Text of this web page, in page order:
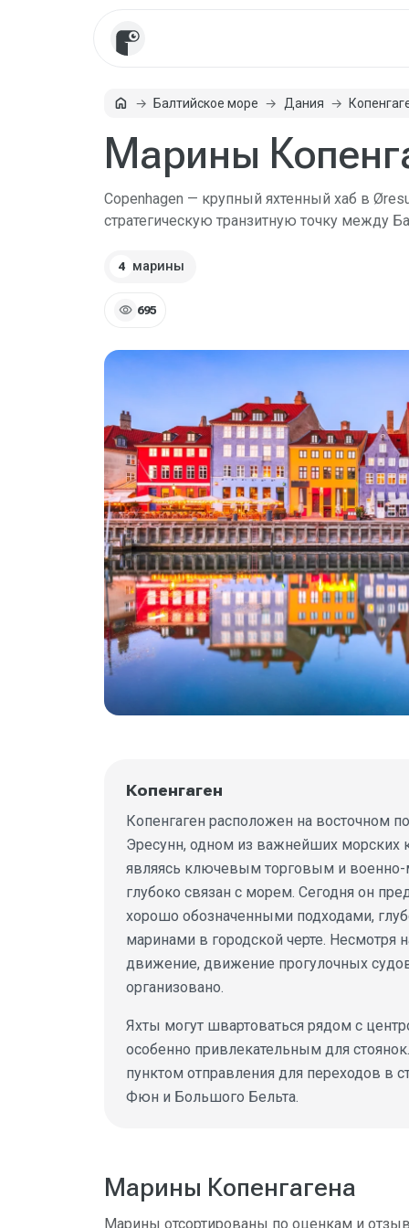
homeГлавнаяБалтийское море Дания
Марины
Copenhagen — крупный яхтенный хаб в
стратегическую транзитную точку между
4 марины
visibility 695
Копенгаген
Копенгаген расположен на восточном
Эресунн, одном из важнейших морских
являясь ключевым торговым и
глубоко связан с морем. Сегодня он
хорошо обозначенными подходами,
маринами в городской черте. Несмотря
движение, движение прогулочных
организовано.
Яхты могут швартоваться рядом с
особенно привлекательным для
пунктом отправления для переходов в
Фюн и Большого Бельта.
Марины Копенгагена
Марины отсортированы по оценкам и